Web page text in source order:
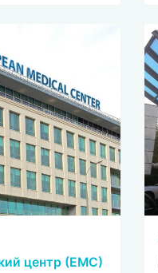
центр (ЕМС)